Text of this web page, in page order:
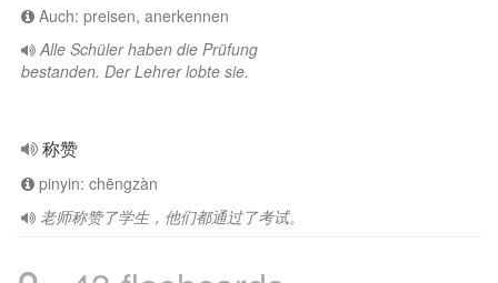
Auch: preisen, anerkennen
Alle Schüler haben die Prüfung
bestanden. Der Lehrer lobte sie.
称赞
pinyin: chēngzàn
老师称赞了学生，他们都通过了考试。